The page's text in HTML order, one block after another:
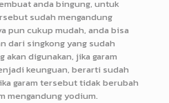
anda bingung, untuk
sudah mengandung
pun cukup mudah, anda bisa
dari singkong yang sudah
akan digunakan, jika garam
keunguan, berarti sudah
garam tersebut tidak berubah
mengandung yodium.